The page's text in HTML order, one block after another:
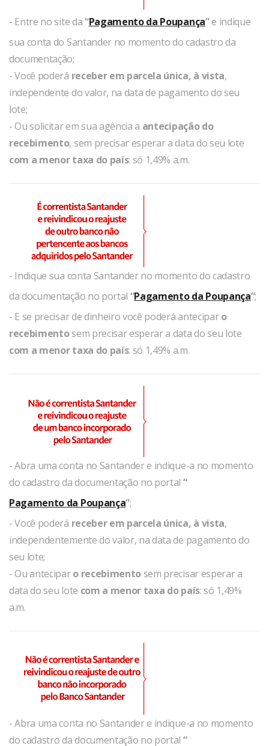
- Entre no site da“Pagamento da Poupança”e indique
sua conta do Santander no momento do cadastro da
documentação;
- Você poderá receber em parcela única, à vista,
independente do valor, na data de pagamento do seu
lote;
- Ou solicitar em sua agência a antecipação do
recebimento, sem precisar esperar a data do seu lote
com a menor taxa do país: só 1,49% a.m.
- Indique sua conta Santander no momento do cadastro
da documentação no portal “Pagamento da Poupança”;
- E se precisar de dinheiro você poderá anteciparo
recebimentosem precisar esperar a data do seu lote
com a menor taxa do país: só 1,49% a.m.
- Abra uma conta no Santander e indique-a no momento
do cadastro da documentação no portal “
Pagamento da Poupança”;
- Você poderá receber em parcela única, à vista,
independentemente do valor, na data de pagamento do
seu lote;
- Ou anteciparo recebimento sem precisar esperar a
data do seu lote com a menor taxa do país: só 1,49%
a.m.
- Abra uma conta no Santander e indique-a no momento
do cadastro da documentação no portal “